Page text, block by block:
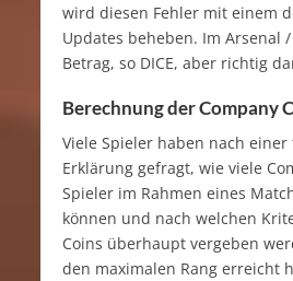
wird diesen Fehler mit einem
Updates beheben. Im Arsenal
Betrag, so DICE, aber richtig
Berechnung der Company
Viele Spieler haben nach
Erklärung gefragt, wie viele
Spieler im Rahmen eines
können und nach welchen
Coins überhaupt vergeben
den maximalen Rang erreicht